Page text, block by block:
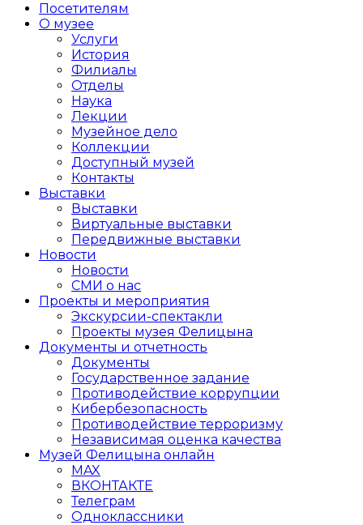
Посетителям
О музее
Услуги
История
Филиалы
Отделы
Наука
Лекции
Музейное дело
Коллекции
Доступный музей
Контакты
Выставки
Выставки
Виртуальные выставки
Передвижные выставки
Новости
Новости
СМИ о нас
Проекты и мероприятия
Экскурсии-спектакли
Проекты музея Фелицына
Документы и отчетность
Документы
Государственное задание
Противодействие коррупции
Кибер­безопасность
Противодействие терроризму
Независимая оценка качества
Музей Фелицына онлайн
MAX
ВКОНТАКТЕ
Телеграм
Одноклассники